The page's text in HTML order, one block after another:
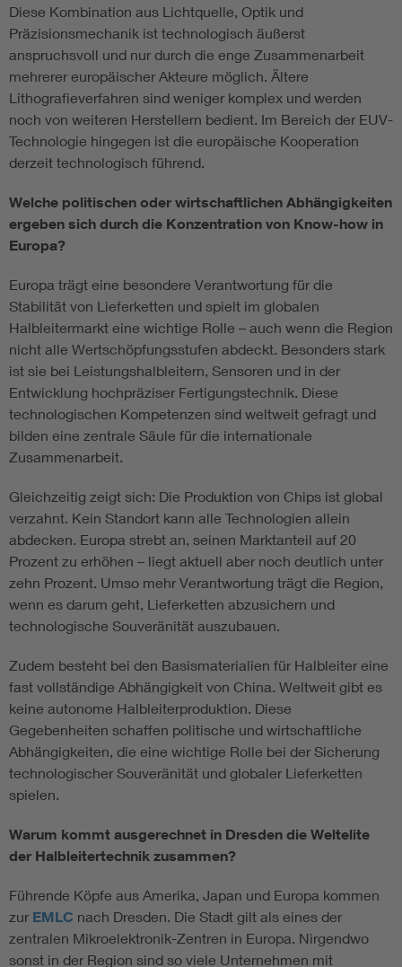
Diese Kombination aus Lichtquelle, Optik und
Präzisionsmechanik ist technologisch äußerst
anspruchsvoll und nur durch die enge Zusammenarbeit
mehrerer europäischer Akteure möglich. Ältere
Lithografieverfahren sind weniger komplex und werden
noch von weiteren Herstellern bedient. Im Bereich der EUV-
Technologie hingegen ist die europäische Kooperation
derzeit technologisch führend.
Welche politischen oder wirtschaftlichen Abhängigkeiten
ergeben sich durch die Konzentration von Know-how in
Europa?
Europa trägt eine besondere Verantwortung für die
Stabilität von Lieferketten und spielt im globalen
Halbleitermarkt eine wichtige Rolle – auch wenn die Region
nicht alle Wertschöpfungsstufen abdeckt. Besonders stark
ist sie bei Leistungshalbleitern, Sensoren und in der
Entwicklung hochpräziser Fertigungstechnik. Diese
technologischen Kompetenzen sind weltweit gefragt und
bilden eine zentrale Säule für die internationale
Zusammenarbeit.
Gleichzeitig zeigt sich: Die Produktion von Chips ist global
verzahnt. Kein Standort kann alle Technologien allein
abdecken. Europa strebt an, seinen Marktanteil auf 20
Prozent zu erhöhen – liegt aktuell aber noch deutlich unter
zehn Prozent. Umso mehr Verantwortung trägt die Region,
wenn es darum geht, Lieferketten abzusichern und
technologische Souveränität auszubauen.
Zudem besteht bei den Basismaterialien für Halbleiter eine
fast vollständige Abhängigkeit von China. Weltweit gibt es
keine autonome Halbleiterproduktion. Diese
Gegebenheiten schaffen politische und wirtschaftliche
Abhängigkeiten, die eine wichtige Rolle bei der Sicherung
technologischer Souveränität und globaler Lieferketten
spielen.
Warum kommt ausgerechnet in Dresden die Weltelite
der Halbleitertechnik zusammen?
Führende Köpfe aus Amerika, Japan und Europa kommen
zur EMLC nach Dresden. Die Stadt gilt als eines der
zentralen Mikroelektronik-Zentren in Europa. Nirgendwo
sonst in der Region sind so viele Unternehmen mit